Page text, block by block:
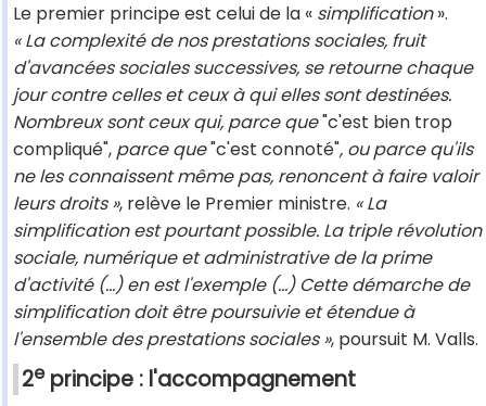
Le premier principe est celui de la « simplification».
« La complexité de nos prestations sociales, fruit
d'avancées sociales successives, se retourne chaque
jour contre celles et ceux à qui elles sont destinées.
Nombreux sont ceux qui, parce que"c'est bien trop
compliqué", parce que"c'est connoté", ou parce qu'ils
ne les connaissent même pas, renoncent à faire valoir
leurs droits », relève le Premier ministre. « La
simplification est pourtant possible. La triple révolution
sociale, numérique et administrative de la prime
d'activité (...) en est l'exemple (...) Cette démarche de
simplification doit être poursuivie et étendue à
l'ensemble des prestations sociales », poursuit M. Valls.
2eprincipe : l'accompagnement